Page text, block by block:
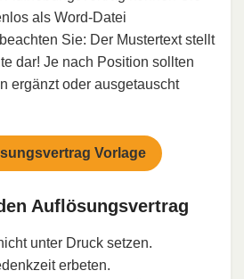
als Word-Datei
Sie: Der Mustertext stellt
dar! Je nach Position sollten
ergänzt oder ausgetauscht
Vorlage
Auflösungsvertrag
unter Druck setzen.
erbeten.